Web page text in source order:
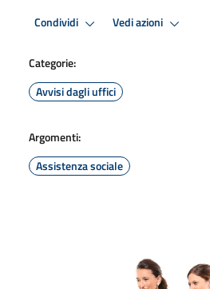
Condividi Vedi azioni
Categorie:
Avvisi dagli uffici
Argomenti:
Assistenza sociale